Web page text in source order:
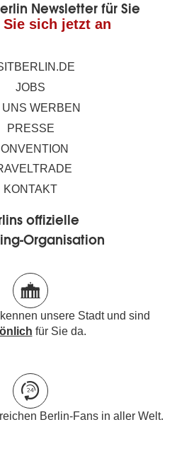
Newsletter für Sie
Sie sich jetzt an
JOBS
UNS WERBEN
PRESSE
KONTAKT
offizielle
Organisation
unsere Stadt und sind
für Sie da.
Berlin-Fans in aller Welt.